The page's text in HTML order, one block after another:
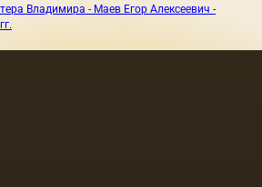
Владимира - Маев Егор Алексеевич -